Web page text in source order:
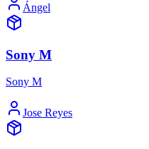
Ángel
Sony M
Sony M
Jose Reyes